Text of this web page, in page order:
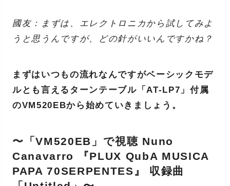
國友：まずは、エレクトロニカから試してみよ
うと思うんですが、どの針がいいんですかね？
まずはいつもの流れなんですがベーシックモデ
ルとも言えるターンテーブル「AT-LP7」付属
のVM520EBから始めていきましょう。
〜「VM520EB」で視聴 Nuno
Canavarro 『PLUX QubA MUSICA
PAPA 70SERPENTES』 収録曲